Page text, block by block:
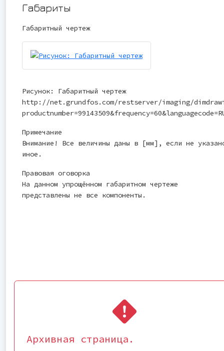
Габариты
Габаритный чертеж
Рисунок: Габаритный чертеж
http://net.grundfos.com/restserver/imaging/
Примечание
Внимание! Все величины даны в [мм], если не
иное.
Правовая оговорка
На данном упрощённом габаритном чертеже
представлены не все компоненты.
Архивная страница.